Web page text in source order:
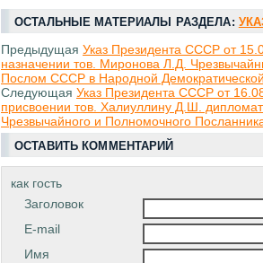
ОСТАЛЬНЫЕ МАТЕРИАЛЫ РАЗДЕЛА:
Предыдущая Указ Президента СССР от
назначении тов. Миронова Л.Д.
Послом СССР в Народной
Следующая Указ Президента СССР от
присвоении тов. Халиуллину Д.Ш.
Чрезвычайного и Полномочного
ОСТАВИТЬ КОММЕНТАРИЙ
как гость
Заголовок
E-mail
Имя